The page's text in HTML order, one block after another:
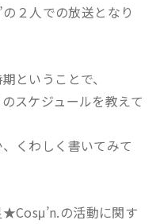
２人での放送となり
ということで、
スケジュールを教えて
くわしく書いてみて
の活動に関す